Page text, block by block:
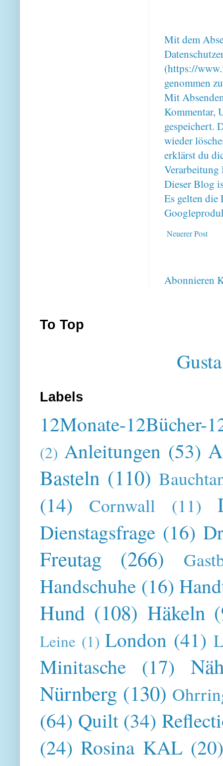
Mit dem
(https://
genommen
Mit
Kommentar,
gespeichert.
wieder
erklärst du
Verarbeitung
Dieser Blog
Es gelten
Neuerer Post
Abonnieren
To Top
Labels
12Monate-12Bücher-
(2) Anleitungen (53)
Basteln (110)
(14) Cornwall (11)
Dienstagsfrage (16)
Freutag (266)
Handschuhe (16)
Hund (108) Häkeln
Leine (1) London (41)
Minitasche (17)
Nürnberg (130)
(64) Quilt (34)
(24) Rosina KAL